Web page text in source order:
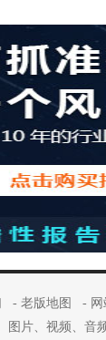
-老版地图 -
图片、视频、音